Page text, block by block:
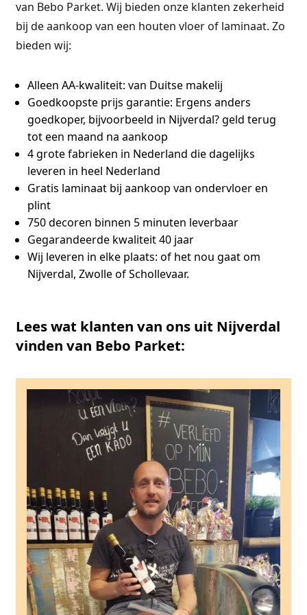
van Bebo Parket. Wij bieden onze klanten zekerheid
bij de aankoop van een houten vloer of laminaat. Zo
bieden wij:
Alleen AA-kwaliteit: van Duitse makelij
Goedkoopste prijs garantie: Ergens anders
goedkoper, bijvoorbeeld in Nijverdal? geld terug
tot een maand na aankoop
4 grote fabrieken in Nederland die dagelijks
leveren in heel Nederland
Gratis laminaat bij aankoop van ondervloer en
plint
750 decoren binnen 5 minuten leverbaar
Gegarandeerde kwaliteit 40 jaar
Wij leveren in elke plaats: of het nou gaat om
Nijverdal, Zwolle of Schollevaar.
Lees wat klanten van ons uit Nijverdal
vinden van Bebo Parket: